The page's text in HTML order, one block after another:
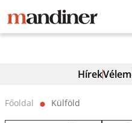
Hírek
Főoldal ⬤ Külföld